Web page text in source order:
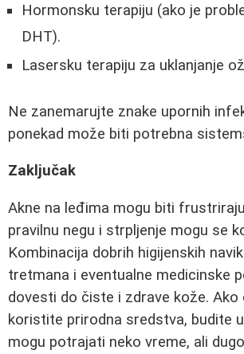
Hormonsku terapiju (ako je
DHT).
Lasersku terapiju za uklanjanje
Ne zanemarujte znake upornih
ponekad može biti potrebna
Zaključak
Akne na leđima mogu biti
pravilnu negu i strpljenje mogu se
Kombinacija dobrih higijenskih
tretmana i eventualne medicinske
dovesti do čiste i zdrave kože. Ako
koristite prirodna sredstva, budite
mogu potrajati neko vreme, ali